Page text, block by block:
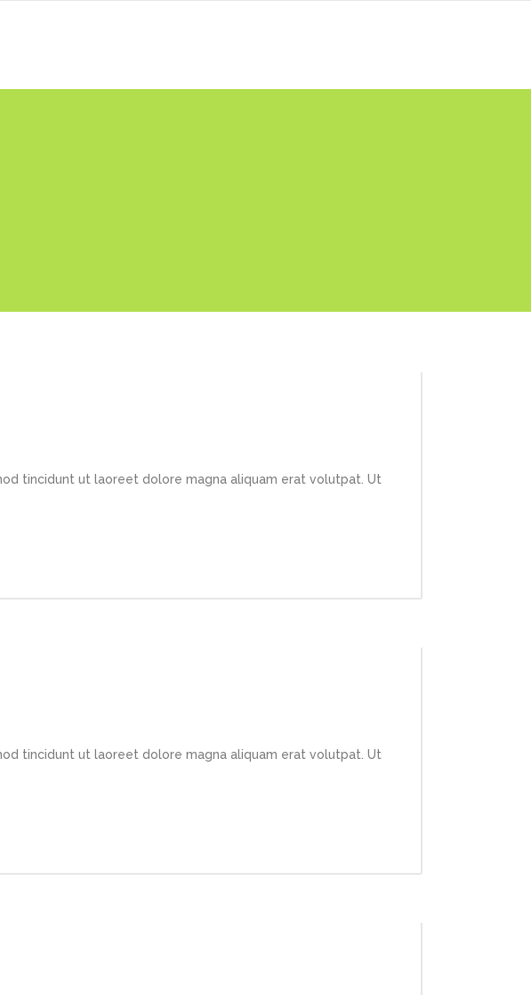
tincidunt ut laoreet dolore magna aliquam erat volutpat. Ut
tincidunt ut laoreet dolore magna aliquam erat volutpat. Ut